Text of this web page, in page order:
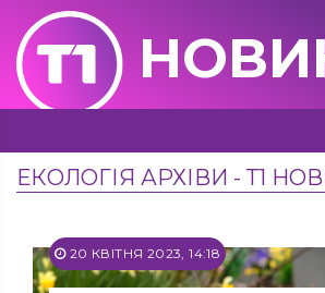
ЕКОЛОГІЯ АРХІВИ - Т1
20 КВІТНЯ 2023, 14:18